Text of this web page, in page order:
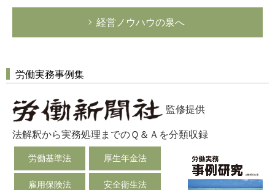
経営ノウハウの泉へ
労働実務事例集
監修提供
法解釈から実務処理までのＱ＆Ａを分類収録
労働基準法 厚生年金法
雇用保険法 安全衛生法